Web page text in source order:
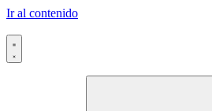
Ir al contenido